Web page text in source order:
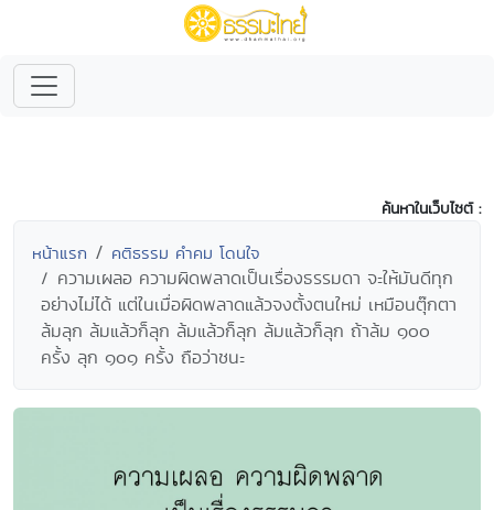
ค้นหาในเว็บไซต์ :
หน้าแรก คติธรรม คำคม โดนใจ
ความเผลอ ความผิดพลาดเป็นเรื่องธรรมดา จะให้มันดีทุก
อย่างไม่ได้ แต่ในเมื่อผิดพลาดแล้วจงตั้งตนใหม่ เหมือนตุ๊กตา
ล้มลุก ล้มแล้วก็ลุก ล้มแล้วก็ลุก ล้มแล้วก็ลุก ถ้าล้ม ๑๐๐
ครั้ง ลุก ๑๐๑ ครั้ง ถือว่าชนะ